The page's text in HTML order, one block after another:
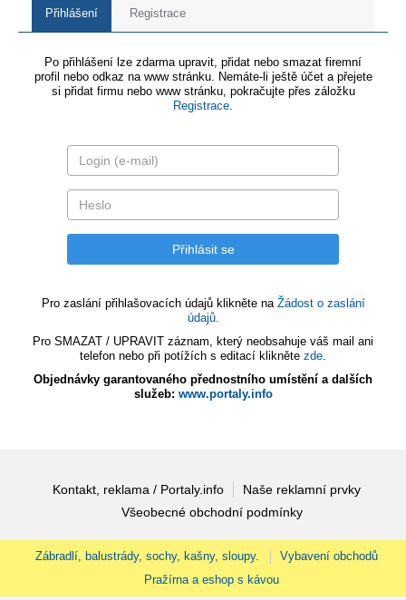
Přihlášení Registrace
Po přihlášení lze zdarma upravit, přidat nebo smazat firemní
profil nebo odkaz na www stránku. Nemáte-li ještě účet a přejete
si přidat firmu nebo www stránku, pokračujte přes záložku
Registrace.
Pro zaslání přihlašovacích údajů klikněte na Žádost o zaslání
údajů.
Pro SMAZAT / UPRAVIT záznam, který neobsahuje váš mail ani
telefon nebo při potížích s editací klikněte zde.
Objednávky garantovaného přednostního umístění a dalších
služeb: www.portaly.info
Kontakt, reklama / Portaly.info
Naše reklamní prvky
Všeobecné obchodní podmínky
Zábradlí, balustrády, sochy, kašny, sloupy.
Vybavení obchodů
Pražírna a eshop s kávou